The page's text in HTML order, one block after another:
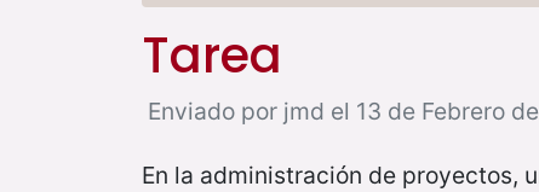
Tarea
Enviado por jmd el 13 de Febrero
En la administración de proyectos,